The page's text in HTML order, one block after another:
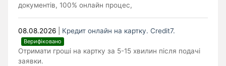
документів, 100% онлайн процес,
08.08.2026 Кредит онлайн на картку. Credit7.
Верифіковано
Отримати гроші на картку за 5-15 хвилин після подачі
заявки.